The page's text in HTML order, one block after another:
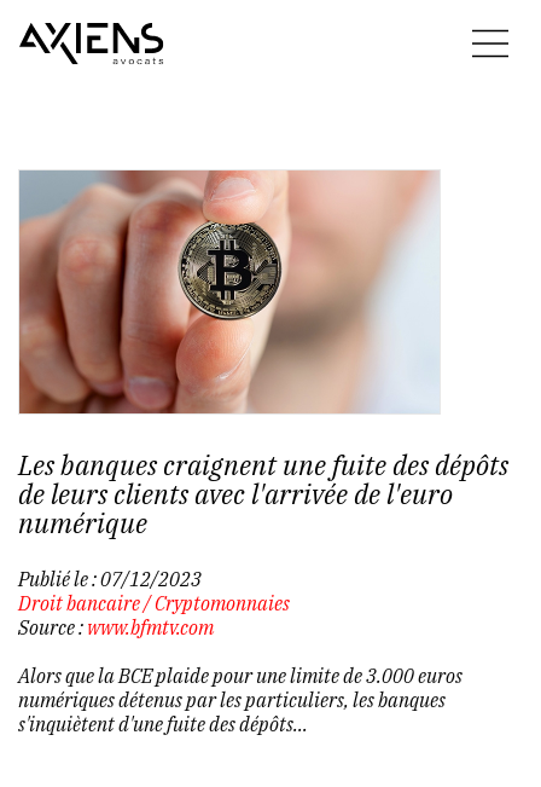
Les banques craignent une fuite des dépôts
de leurs clients avec l'arrivée de l'euro
numérique
Publié le :07/12/2023
Droit bancaire/Cryptomonnaies
Source : www.bfmtv.com
Alors que la BCE plaide pour une limite de 3.000 euros
numériques détenus par les particuliers, les banques
s'inquiètent d'une fuite des dépôts...